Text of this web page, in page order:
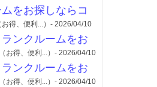
をお探しならコ
お得、便利...）- 2026/04/10
ンクルームをお
お得、便利...）- 2026/04/10
ンクルームをお
お得、便利...）- 2026/04/10